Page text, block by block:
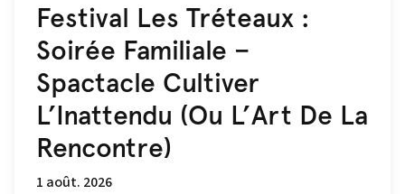
Festival Les Tréteaux :
Soirée Familiale –
Spactacle Cultiver
L’Inattendu (Ou L’Art De La
Rencontre)
1 août. 2026